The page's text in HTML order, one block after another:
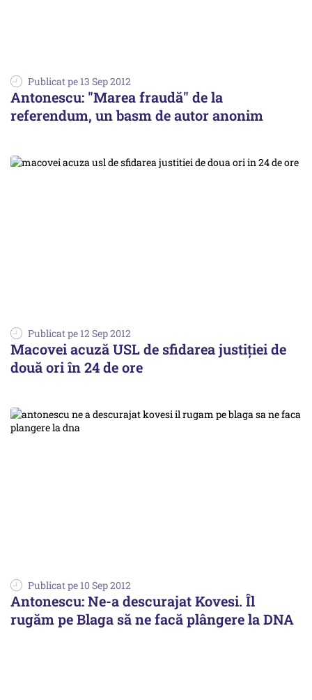
Publicat pe 13 Sep 2012
Antonescu: "Marea fraudă" de la
referendum, un basm de autor anonim
Publicat pe 12 Sep 2012
Macovei acuză USL de sfidarea justiției de
două ori în 24 de ore
Publicat pe 10 Sep 2012
Antonescu: Ne-a descurajat Kovesi. Îl
rugăm pe Blaga să ne facă plângere la DNA